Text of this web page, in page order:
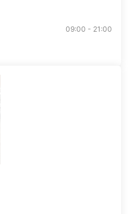
09:00 - 21:00